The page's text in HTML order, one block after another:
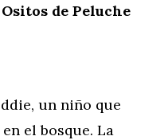
de Peluche
un niño que
el bosque. La